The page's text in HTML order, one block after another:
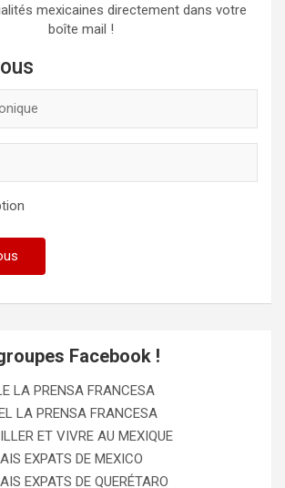
mexicaines directement dans votre
boîte mail !
Facebook !
LA PRENSA FRANCESA
LA PRENSA FRANCESA
ET VIVRE AU MEXIQUE
EXPATS DE MEXICO
EXPATS DE QUERÉTARO